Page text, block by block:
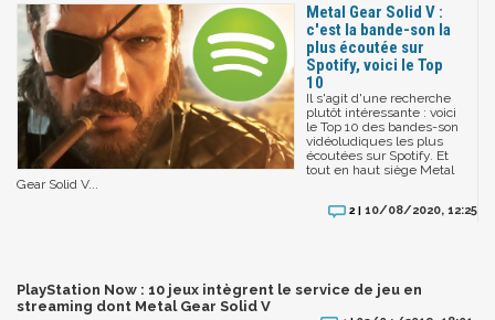
Metal Gear Solid V :
c'est la bande-son la
plus écoutée sur
Spotify, voici le Top
10
Il s'agit d'une recherche
plutôt intéressante : voici
le Top 10 des bandes-son
vidéoludiques les plus
écoutées sur Spotify. Et
tout en haut siège Metal
Gear Solid V...
2 | 10/08/2020, 12:25
PlayStation Now : 10 jeux intègrent le service de jeu en
streaming dont Metal Gear Solid V